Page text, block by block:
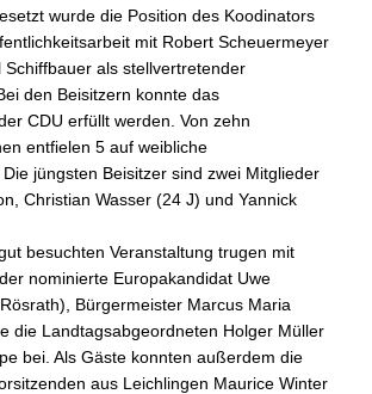
wurde die Position des Koodinators
mit Robert Scheuermeyer
Schiffbauer als stellvertretender
den Beisitzern konnte das
CDU erfüllt werden. Von zehn
entfielen 5 auf weibliche
jüngsten Beisitzer sind zwei Mitglieder
Christian Wasser (24 J) und Yannick
besuchten Veranstaltung trugen mit
nominierte Europakandidat Uwe
Bürgermeister Marcus Maria
die Landtagsabgeordneten Holger Müller
bei. Als Gäste konnten außerdem die
aus Leichlingen Maurice Winter